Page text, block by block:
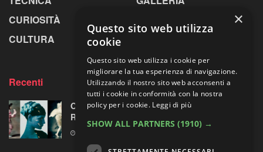
CURIOSITÀ
CULTURA
Recenti
Omaggio al laboratorio alchemico di Paolo
Roversi
×
Questo sito web utilizza
cookie
Questo sito web utilizza i cookie per
migliorare la tua esperienza di navigazione.
Utilizzando il nostro sito web acconsenti a
tutti i cookie in conformità con la nostra
policy per i cookie. Leggi di più
SHOW ALL PARTNERS (1910) →